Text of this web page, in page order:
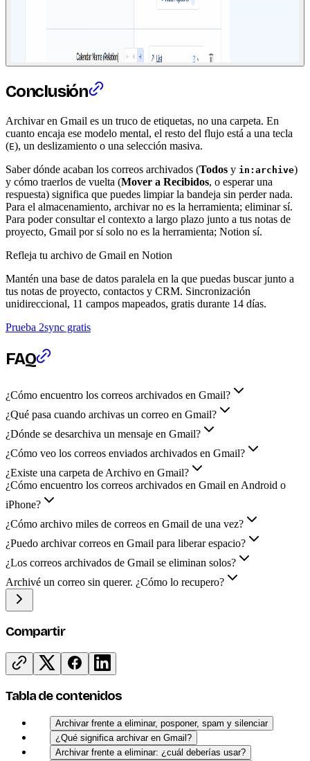
Conclusión
Archivar en Gmail es un truco de etiquetas, no una carpeta. En
cuanto encaja ese modelo mental, el resto del flujo está a una tecla
(E), un deslizamiento o una selección masiva.
Saber dónde acaban los correos archivados (Todos y in:archive)
y cómo traerlos de vuelta (Mover a Recibidos, o esperar una
respuesta) significa que puedes limpiar la bandeja sin perder nada.
Para el almacenamiento, archivar no es la herramienta; eliminar sí.
Para poder consultar el contexto a largo plazo junto a tus notas de
proyecto, Gmail por sí solo no es la herramienta; Notion sí.
Refleja tu archivo de Gmail en Notion
Mantén una base de datos paralela en la que puedas buscar junto a
tus notas de proyecto, contactos y CRM. Sincronización
unidireccional, 11 campos mapeados, gratis durante 14 días.
Prueba 2sync gratis
FAQ
¿Cómo encuentro los correos archivados en Gmail?
¿Qué pasa cuando archivas un correo en Gmail?
¿Dónde se desarchiva un mensaje en Gmail?
¿Cómo veo los correos enviados archivados en Gmail?
¿Existe una carpeta de Archivo en Gmail?
¿Cómo encuentro los correos archivados en Gmail en Android o
iPhone?
¿Cómo archivo miles de correos en Gmail de una vez?
¿Puedo archivar correos en Gmail para liberar espacio?
¿Los correos archivados de Gmail se eliminan solos?
Archivé un correo sin querer. ¿Cómo lo recupero?
Compartir
Tabla de contenidos
Archivar frente a eliminar, posponer, spam y silenciar
¿Qué significa archivar en Gmail?
Archivar frente a eliminar: ¿cuál deberías usar?